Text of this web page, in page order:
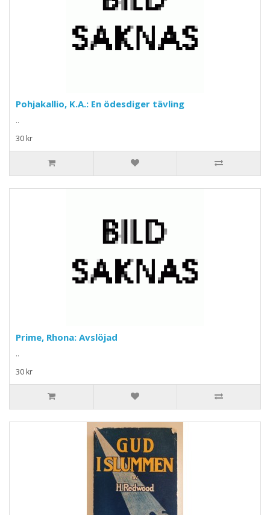
Pohjakallio, K.A.: En ödesdiger tävling
..
30 kr
Prime, Rhona: Avslöjad
..
30 kr